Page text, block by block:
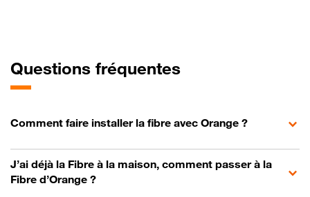
Questions fréquentes
Comment faire installer la fibre avec Orange ?
J’ai déjà la Fibre à la maison, comment passer à la
Fibre d’Orange ?